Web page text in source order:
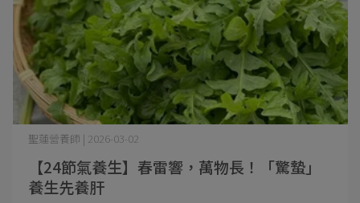
【24節氣養生】春雷響，萬物長！「驚蟄」
養生先養肝
聖蓮營養師 | 2026-03-02